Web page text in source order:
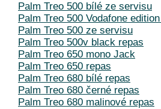
Palm Treo 500 bílé ze servisu
Palm Treo 500 Vodafone
Palm Treo 500 ze servisu
Palm Treo 500v black repas
Palm Treo 650 mono Jack
Palm Treo 650 repas
Palm Treo 680 bílé repas
Palm Treo 680 černé repas
Palm Treo 680 malinové repas